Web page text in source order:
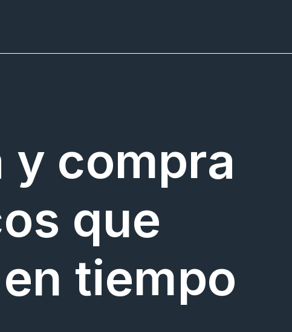
y compra
que
tiempo